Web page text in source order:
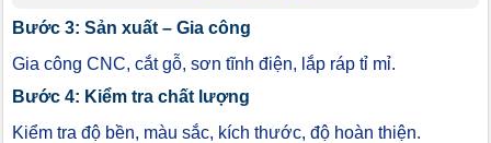
Bước 3: Sản xuất – Gia công
Gia công CNC, cắt gỗ, sơn tĩnh điện, lắp ráp tỉ mỉ.
Bước 4: Kiểm tra chất lượng
Kiểm tra độ bền, màu sắc, kích thước, độ hoàn thiện.